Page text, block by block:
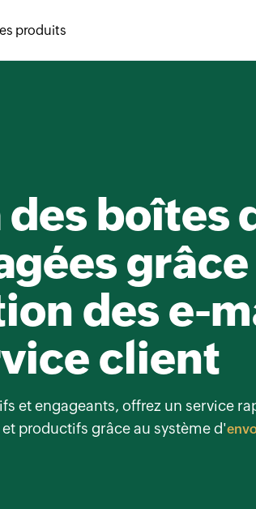
produits
des boîtes
grâce
des e-
client
et engageants, offrez un service
productifs grâce au système d'